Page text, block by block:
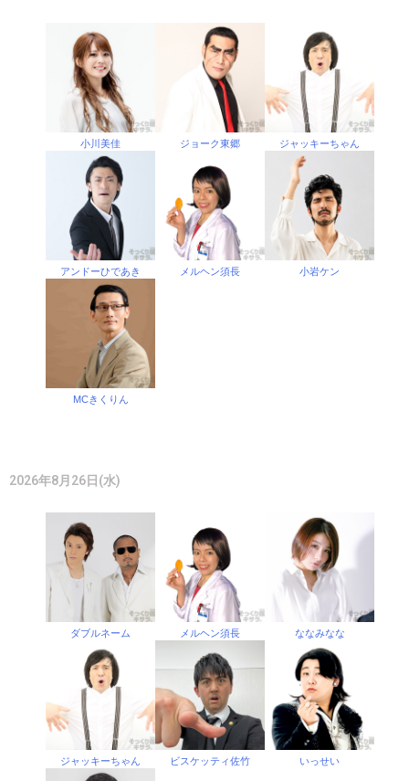
小川美佳 ジョーク東郷 ジャッキーちゃん
アンドーひであき メルヘン須長 小岩ケン
MCきくりん
2026年8月26日(水)
ダブルネーム メルヘン須長 ななみなな
ジャッキーちゃん ビスケッティ佐竹 いっせい